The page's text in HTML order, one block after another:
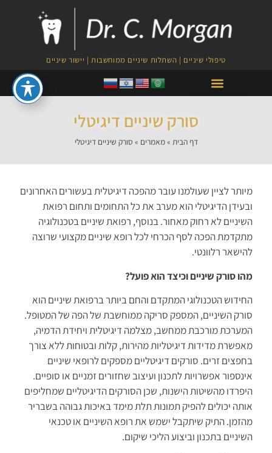
טיפולי שיניים | השתלות שיניים ממוחשבות | יישור שיניים
סורק שיניים דיגיטלי
דף הבית »מאמרים » סורק שיניים דיגיטלי
מיותר לציין שעולמנו עובר מהפכה דיגיטלית בעשורים האחרונים
ובעידן הדיגיטלי הוא מערב את כל התחומים ותחום רפואת
השיניים לא רחוק מאחור. בנוסף, רפואת שיניים בטכנולוגיה
מתקדמת הפכה לסף הכרחי לכל רופא שיניים מקצועי שרוצה
להישאר רלוונטי.
מהו סורק שיניים וכיצד הוא פועל?
החידוש הטכנולוגי המתקדם והחם ביותר ברפואת שיניים הוא
סורק השיניים, המספק סריקה ממוחשבת של הפה של המטופל.
המערכת מורכבת ממחשב, מצלמה דיגיטלית ויחידת הדמיה,
מאפשרת מדידות דיגיטליות מהירות, קלות ובטוחות ללא צורך
בחפצים זרים. סורקים דיגיטליים מספקים לרופאי שיניים
אינספור אפשרויות לתכנון ועיצוב שחזורים זמניים או סופיים.
היפרדו מהשיטות הישנות, שכן הסורקים הדיגיטליים שמחליפים
אותה יכולים להפיק תמונות תלת מימד באיכות גבוהה בשבריר
מהזמן. התיק שיתקבל ישמש את רופא השיניים או טכנאי
השיניים בתכנון וביצוע הליכי שיקום.